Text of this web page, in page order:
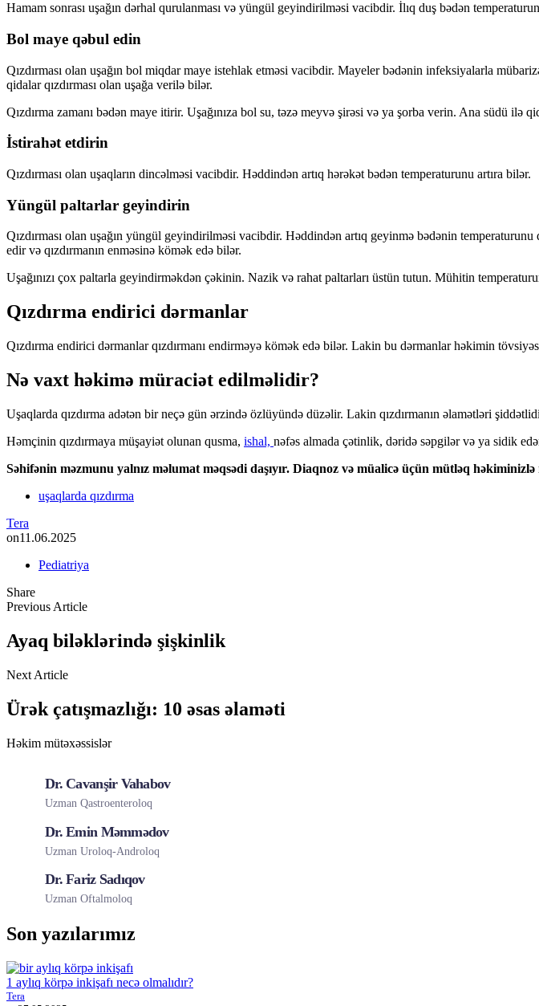
Hamam sonrası uşağın dərhal qurulanması və yüngül geyindirilməsi vacibdir. İlıq duş bədən
Bol maye qəbul edin
Qızdırması olan uşağın bol miqdar maye istehlak etməsi vacibdir. Mayeler bədənin infeksiyalarla
qidalar qızdırması olan uşağa verilə bilər.
Qızdırma zamanı bədən maye itirir. Uşağınıza bol su, təzə meyvə şirəsi və ya şorba verin. Ana südü ilə
İstirahət etdirin
Qızdırması olan uşaqların dincəlməsi vacibdir. Həddindən artıq hərəkət bədən temperaturunu artıra bilər.
Yüngül paltarlar geyindirin
Qızdırması olan uşağın yüngül geyindirilməsi vacibdir. Həddindən artıq geyinmə bədənin
edir və qızdırmanın enməsinə kömək edə bilər.
Uşağınızı çox paltarla geyindirməkdən çəkinin. Nazik və rahat paltarları üstün tutun. Mühitin
Qızdırma endirici dərmanlar
Qızdırma endirici dərmanlar qızdırmanı endirməyə kömək edə bilər. Lakin bu dərmanlar həkimin
Nə vaxt həkimə müraciət edilməlidir?
Uşaqlarda qızdırma adətən bir neçə gün ərzində özlüyündə düzəlir. Lakin qızdırmanın əlamətləri
Həmçinin qızdırmaya müşayiət olunan qusma, ishal, nəfəs almada çətinlik, dəridə səpgilər və ya sidik
Səhifənin məzmunu yalnız məlumat məqsədi daşıyır. Diaqnoz və müalicə üçün mütləq həkiminizlə
uşaqlarda qızdırma
Tera
on11.06.2025
Pediatriya
Share
Previous Article
Ayaq biləklərində şişkinlik
Next Article
Ürək çatışmazlığı: 10 əsas əlaməti
Həkim mütəxəssislər
Dr. Cavanşir Vahabov
Uzman Qastroenteroloq
Dr. Emin Məmmədov
Uzman Uroloq-Androloq
Dr. Fariz Sadıqov
Uzman Oftalmoloq
Son yazılarımız
1 aylıq körpə inkişafı necə olmalıdır?
Tera